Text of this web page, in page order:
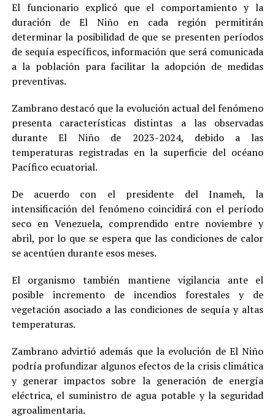
El funcionario explicó que el comportamiento y la
duración de El Niño en cada región permitirán
determinar la posibilidad de que se presenten períodos
de sequía específicos, información que será comunicada
a la población para facilitar la adopción de medidas
preventivas.
Zambrano destacó que la evolución actual del fenómeno
presenta características distintas a las observadas
durante El Niño de 2023-2024, debido a las
temperaturas registradas en la superficie del océano
Pacífico ecuatorial.
De acuerdo con el presidente del Inameh, la
intensificación del fenómeno coincidirá con el período
seco en Venezuela, comprendido entre noviembre y
abril, por lo que se espera que las condiciones de calor
se acentúen durante esos meses.
El organismo también mantiene vigilancia ante el
posible incremento de incendios forestales y de
vegetación asociado a las condiciones de sequía y altas
temperaturas.
Zambrano advirtió además que la evolución de El Niño
podría profundizar algunos efectos de la crisis climática
y generar impactos sobre la generación de energía
eléctrica, el suministro de agua potable y la seguridad
agroalimentaria.